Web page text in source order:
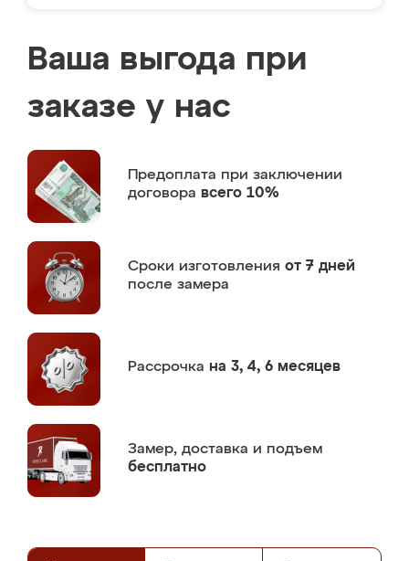
Ваша выгода при
заказе у нас
Предоплата при заключении
договора всего 10%
Сроки изготовления от 7 дней
после замера
Рассрочка на 3, 4, 6 месяцев
Замер, доставка и подъем
бесплатно